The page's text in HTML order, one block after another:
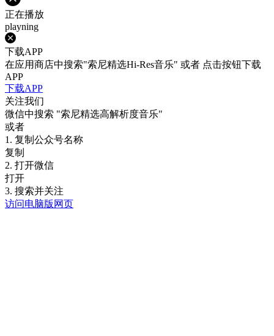
正在播放
playning
下载APP
在应用商店中搜索"索尼精选Hi-Res音乐" 或者 点击按钮下载
APP
下载APP
关注我们
微信中搜索 "索尼精选高解析度音乐"
或者
1. 复制公众号名称
复制
2. 打开微信
打开
3. 搜索并关注
访问电脑版网页